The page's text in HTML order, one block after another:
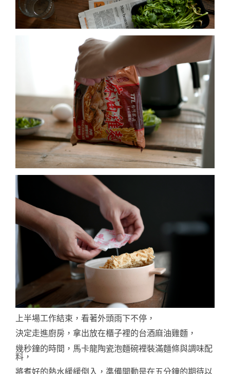
上半場工作結束，看著外頭雨下不停，
決定走進廚房，拿出放在櫃子裡的台酒麻油雞麵，
幾秒鐘的時間，馬卡龍陶瓷泡麵碗裡裝滿麵條與調味配
料，
將煮好的熱水緩緩倒入，準備開動是在五分鐘的期待以